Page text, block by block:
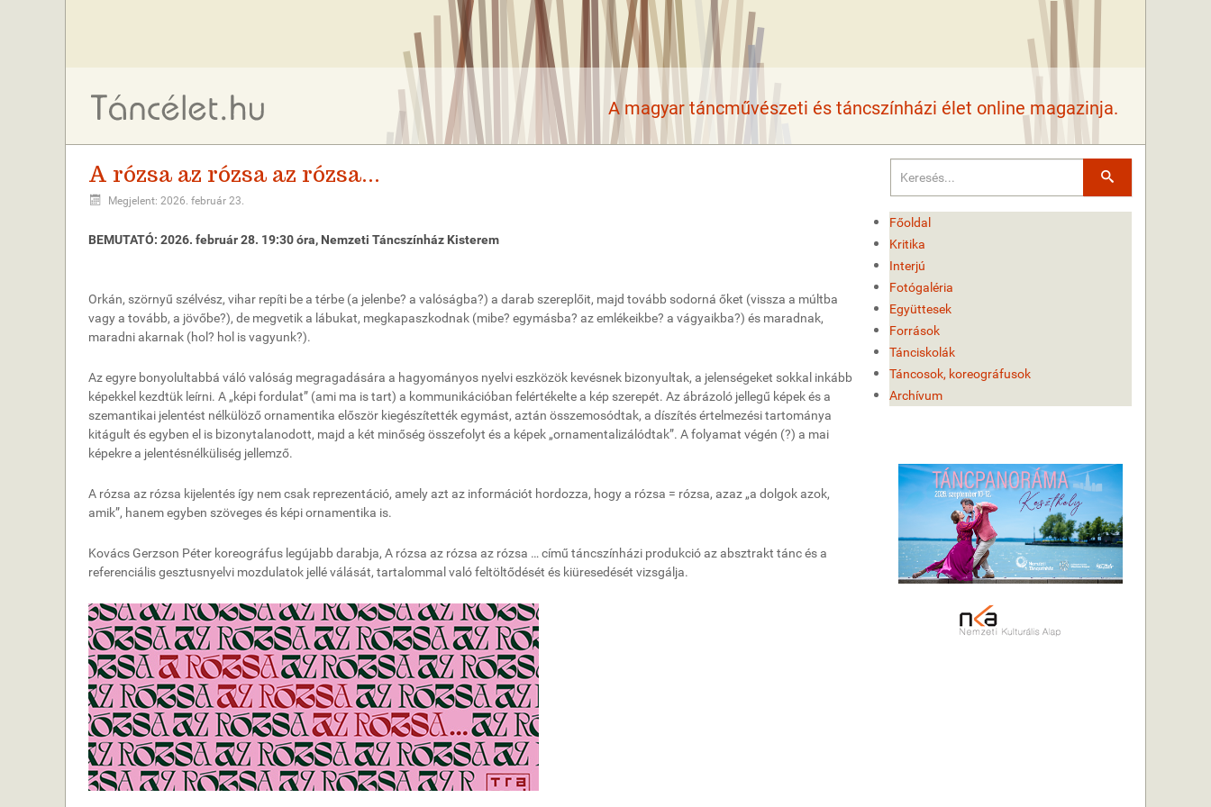
A magyar táncművészeti és táncszínházi élet online magazinja.
A rózsa az rózsa az rózsa...
Megjelent: 2026. február 23.
BEMUTATÓ: 2026. február 28. 19:30 óra, Nemzeti Táncszínház Kisterem
Orkán, szörnyű szélvész, vihar repíti be a térbe (a jelenbe? a valóságba?) a darab szereplőit, majd tovább sodorná őket (vissza a múltba
vagy a tovább, a jövőbe?), de megvetik a lábukat, megkapaszkodnak (mibe? egymásba? az emlékeikbe? a vágyaikba?) és maradnak,
maradni akarnak (hol? hol is vagyunk?).
Az egyre bonyolultabbá váló valóság megragadására a hagyományos nyelvi eszközök kevésnek bizonyultak, a jelenségeket sokkal inkább
képekkel kezdtük leírni. A „képi fordulat” (ami ma is tart) a kommunikációban felértékelte a kép szerepét. Az ábrázoló jellegű képek és a
szemantikai jelentést nélkülöző ornamentika először kiegészítették egymást, aztán összemosódtak, a díszítés értelmezési tartománya
kitágult és egyben el is bizonytalanodott, majd a két minőség összefolyt és a képek „ornamentalizálódtak”. A folyamat végén (?) a mai
képekre a jelentésnélküliség jellemző.
A rózsa az rózsa kijelentés így nem csak reprezentáció, amely azt az információt hordozza, hogy a rózsa = rózsa, azaz „a dolgok azok,
amik”, hanem egyben szöveges és képi ornamentika is.
Kovács Gerzson Péter koreográfus legújabb darabja, A rózsa az rózsa az rózsa … című táncszínházi produkció az absztrakt tánc és a
referenciális gesztusnyelvi mozdulatok jellé válását, tartalommal való feltöltődését és kiüresedését vizsgálja.
Keresés
Főoldal
Kritika
Interjú
Fotógaléria
Együttesek
Források
Tánciskolák
Táncosok, koreográfusok
Archívum